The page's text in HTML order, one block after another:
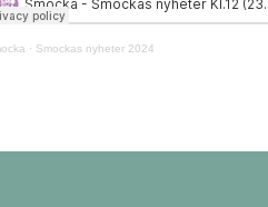
· Smockas nyheter 2024